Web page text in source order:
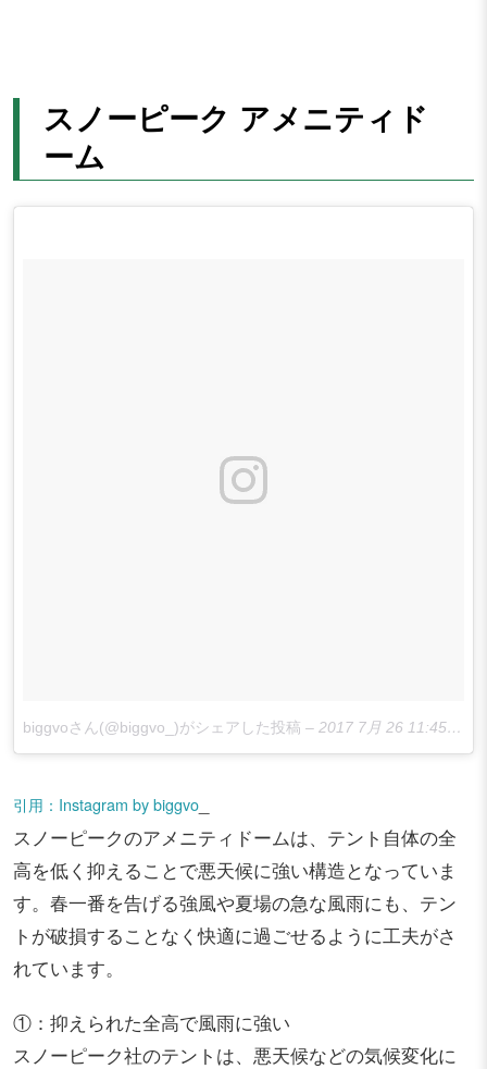
スノーピーク アメニティド
ーム
biggvoさん(@biggvo_)がシェアした投稿 – 2017 7月 26 11:45午後 PDT
引用：Instagram by biggvo
スノーピークのアメニティドームは、テント自体の全
高を低く抑えることで悪天候に強い構造となっていま
す。春一番を告げる強風や夏場の急な風雨にも、テン
トが破損することなく快適に過ごせるように工夫がさ
れています。
①：抑えられた全高で風雨に強い
スノーピーク社のテントは、悪天候などの気候変化に